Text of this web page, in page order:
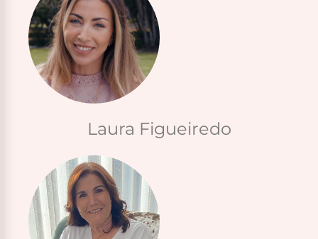
Laura Figueiredo